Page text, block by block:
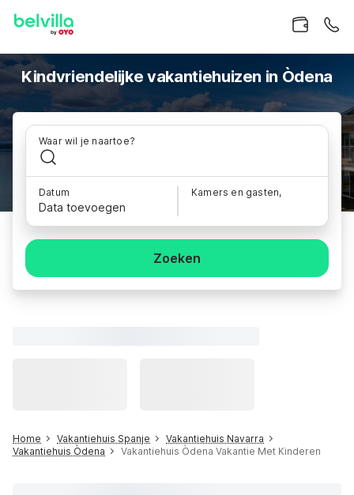
Kindvriendelijke vakantiehuizen in Òdena
Waar wil je naartoe?
Datum
Data toevoegen
Kamers en gasten,
Zoeken
Home Vakantiehuis Spanje
Vakantiehuis Navarra
Vakantiehuis Òdena
Vakantiehuis Òdena Vakantie Met Kinderen